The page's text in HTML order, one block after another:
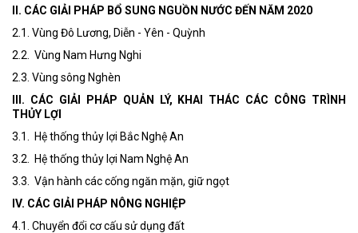
II. CÁC GIẢI PHÁP BỔ SUNG NGUỒN NƯỚC ĐẾN NĂM 2020
2.1. Vùng Đô Lương, Diễn - Yên - Quỳnh
2.2. Vùng Nam Hưng Nghi
2.3. Vùng sông Nghèn
III. CÁC GIẢI PHÁP QUẢN LÝ, KHAI THÁC CÁC CÔNG TRÌNH
THỦY LỢI
3.1. Hệ thống thủy lợi Bắc Nghệ An
3.2. Hệ thống thủy lợi Nam Nghệ An
3.3. Vận hành các cống ngăn mặn, giữ ngọt
IV. CÁC GIẢI PHÁP NÔNG NGHIỆP
4.1. Chuyển đổi cơ cấu sử dụng đất